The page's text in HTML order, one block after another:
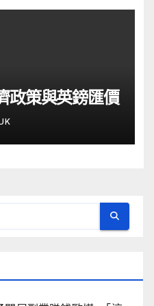
政策與英鎊匯價